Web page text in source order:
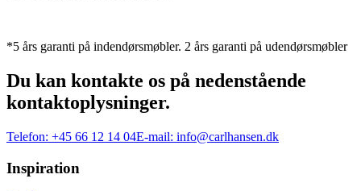
*5 års garanti på indendørsmøbler. 2 års garanti på udendørsmøbler
Du kan kontakte os på nedenstående
kontaktoplysninger.
Telefon: +45 66 12 14 04E-mail: info@carlhansen.dk
Inspiration